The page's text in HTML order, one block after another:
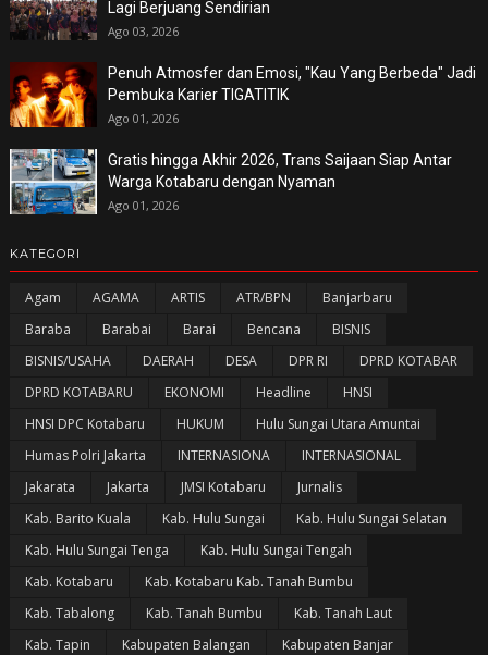
Lagi Berjuang Sendirian
Ago 03, 2026
Penuh Atmosfer dan Emosi, "Kau Yang Berbeda" Jadi
Pembuka Karier TIGATITIK
Ago 01, 2026
Gratis hingga Akhir 2026, Trans Saijaan Siap Antar
Warga Kotabaru dengan Nyaman
Ago 01, 2026
KATEGORI
Agam AGAMA ARTIS ATR/BPN
Banjarbaru
Baraba
Barabai Barai Bencana
BISNIS
BISNIS/USAHA
DAERAH DESA DPR RI
DPRD KOTABAR
DPRD KOTABARU
EKONOMI Headline
HNSI
HNSI DPC Kotabaru
HUKUM
Hulu Sungai Utara Amuntai
Humas Polri Jakarta
INTERNASIONA
INTERNASIONAL
Jakarata
Jakarta JMSI Kotabaru
Jurnalis
Kab. Barito Kuala
Kab. Hulu Sungai
Kab. Hulu Sungai Selatan
Kab. Hulu Sungai Tenga
Kab. Hulu Sungai Tengah
Kab. Kotabaru
Kab. Kotabaru Kab. Tanah Bumbu
Kab. Tabalong
Kab. Tanah Bumbu
Kab. Tanah Laut
Kab. Tapin
Kabupaten Balangan
Kabupaten Banjar